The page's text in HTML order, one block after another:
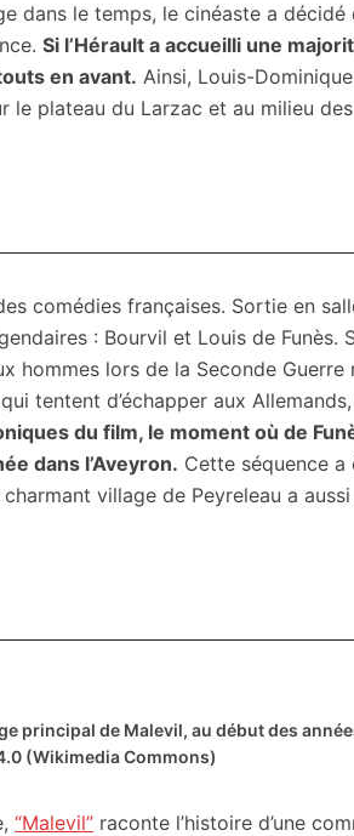
dans le temps, le cinéaste a décidé
Si l’Hérault a accueilli une
en avant. Ainsi, Louis-Dominique
le plateau du Larzac et au milieu
comédies françaises. Sortie en
: Bourvil et Louis de Funès.
hommes lors de la Seconde Guerre
tentent d’échapper aux
du film, le moment où de
dans l’Aveyron. Cette séquence a
village de Peyreleau a
principal de Malevil, au début des
(Wikimedia Commons)
“Malevil” raconte l’histoire d’une